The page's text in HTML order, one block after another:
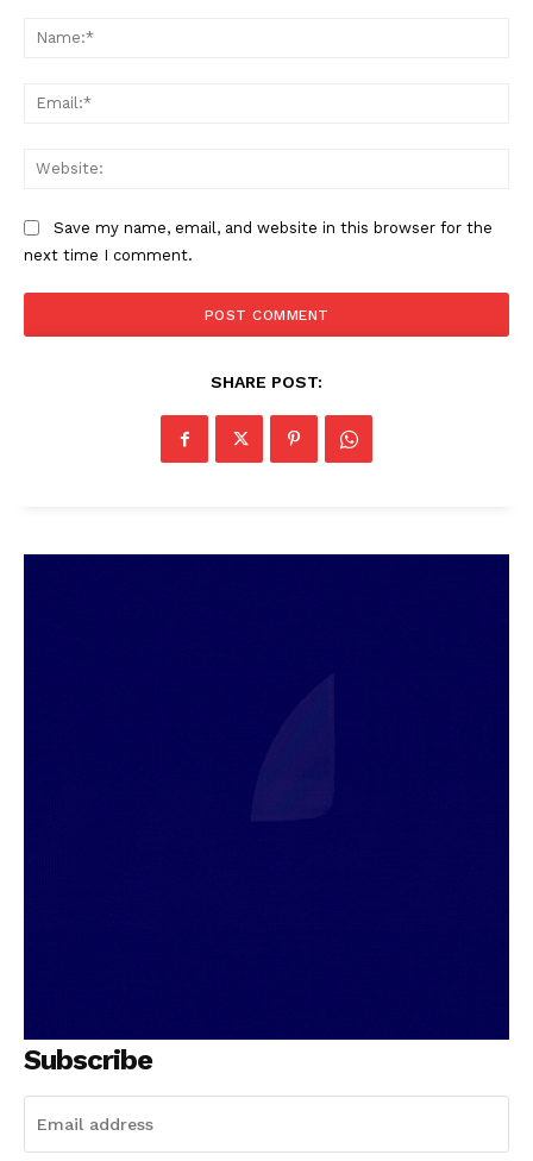
Contact us
Subscription Plans
My account
Save my name, email, and website in this browser for the
next time I comment.
SHARE POST:
Subscribe